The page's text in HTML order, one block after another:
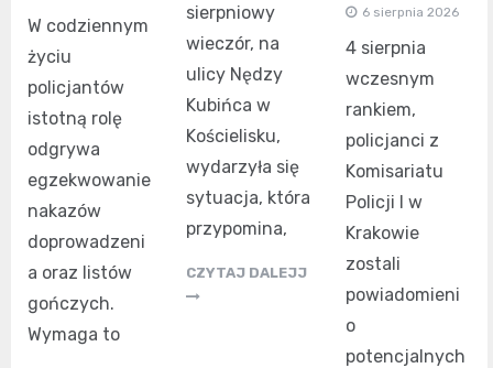
W codziennym
życiu
policjantów
istotną rolę
odgrywa
egzekwowanie
nakazów
doprowadzeni
a oraz listów
gończych.
Wymaga to
sierpniowy
wieczór, na
ulicy Nędzy
Kubińca w
Kościelisku,
wydarzyła się
sytuacja, która
przypomina,
CZYTAJ DALEJJ
6 sierpnia 2026
4 sierpnia
wczesnym
rankiem,
policjanci z
Komisariatu
Policji I w
Krakowie
zostali
powiadomieni
o
potencjalnych